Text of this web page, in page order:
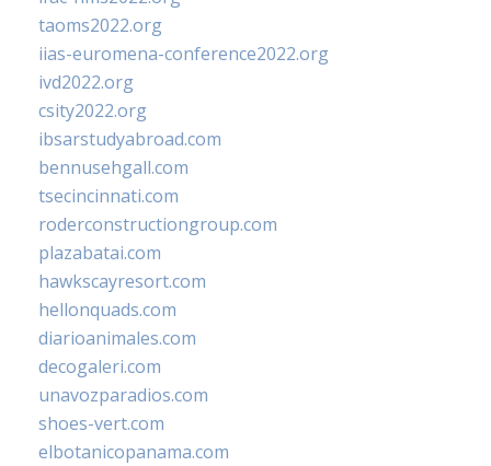
taoms2022.org
iias-euromena-conference2022.org
ivd2022.org
csity2022.org
ibsarstudyabroad.com
bennusehgall.com
tsecincinnati.com
roderconstructiongroup.com
plazabatai.com
hawkscayresort.com
hellonquads.com
diarioanimales.com
decogaleri.com
unavozparadios.com
shoes-vert.com
elbotanicopanama.com